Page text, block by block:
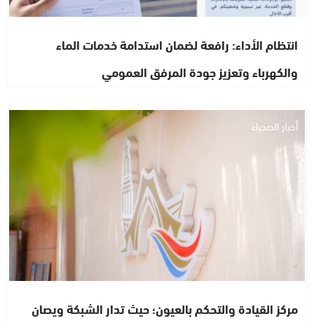
انتظام الأداء: رافعة لضمان استدامة خدمات الماء
والكهرباء وتعزيز جودة المرفق العمومي
أخبار الصحراء
مركز القيادة والتحكم بالعيون؛ حيث تدار الشبكة ويصان